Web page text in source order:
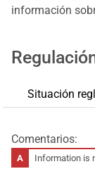
información
Situación
Comentarios:
Information is